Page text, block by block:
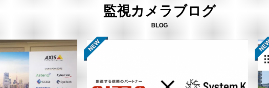
監視カメラブログ
BLOG